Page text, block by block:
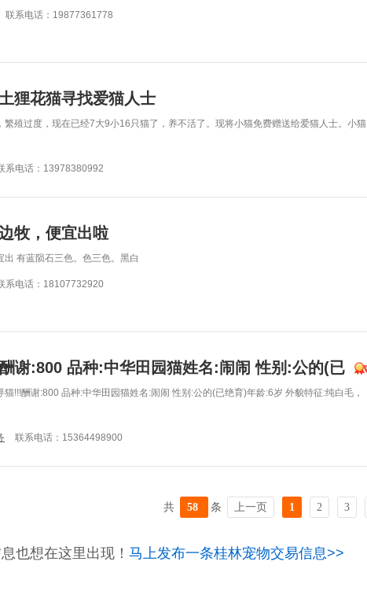
联系电话：19877361778
狸花猫寻找爱猫人士
繁殖过度，现在已经7大9小16只猫了，养不活了。现将小猫免费赠送给爱猫人士。小猫
系电话：13978380992
牧，便宜出啦
出 有蓝陨石三色。色三色。黑白
系电话：18107732920
谢:800 品种:中华田园猫姓名:闹闹 性别:公的(已
猫!!!酬谢:800 品种:中华田园猫姓名:闹闹 性别:公的(已绝育)年龄:6岁 外貌特征:纯白毛，
联系电话：15364498900
共 58 条 上一页 1 2 3
也想在这里出现！ 马上发布一条桂林宠物交易信息>>